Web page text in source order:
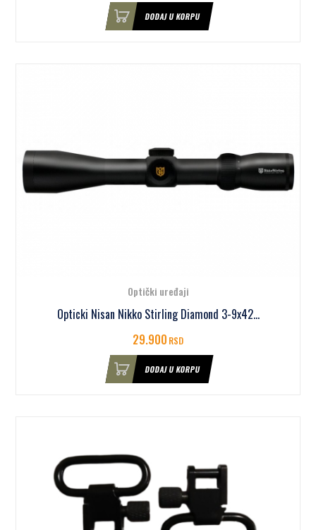
DODAJ U KORPU
Optički uređaji
Opticki Nisan Nikko Stirling Diamond 3-9x42...
29.900RSD
DODAJ U KORPU